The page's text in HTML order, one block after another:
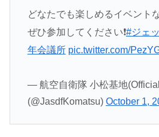
どなたでも楽しめるイベント
ぜひ参加してください❗️#ジェ
年会議所 pic.twitter.com/
— 航空自衛隊 小松基地
(@JasdfKomatsu) October 1,